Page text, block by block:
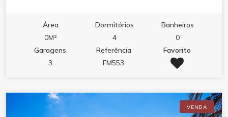
Área
0M²
Dormitórios
4
Banheiros
0
Garagens
3
Referência
FM553
Favorito
VENDA